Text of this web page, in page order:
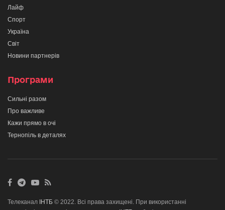
Лайф
Спорт
Україна
Світ
Новини партнерів
Програми
Сильні разом
Про важливе
Кажи прямо в очі
Тернопіль в деталях
Телеканал ІНТБ © 2022. Всі права захищені. При використанні